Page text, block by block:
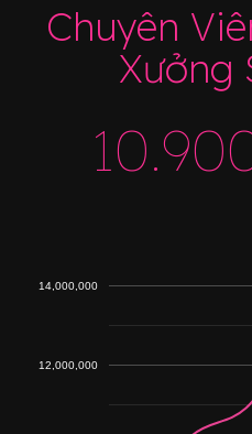
Chuyên
Xưởng
12,000,000
14,000,000